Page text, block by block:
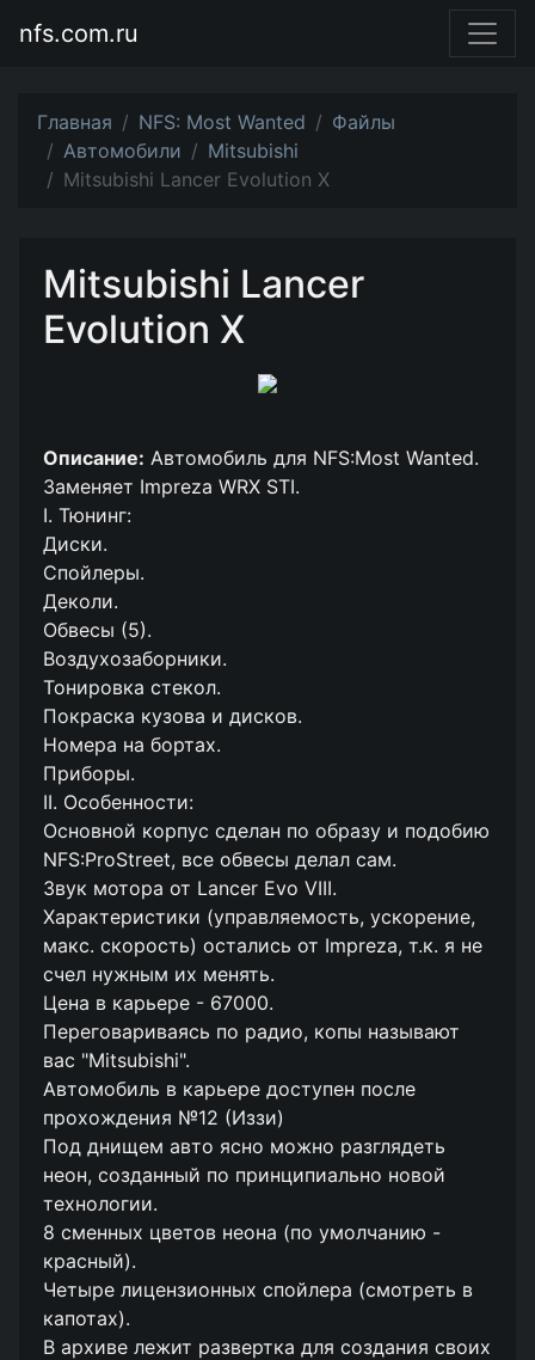
nfs.com.ru
Главная NFS: Most Wanted
Файлы
Автомобили
Mitsubishi
Mitsubishi Lancer Evolution X
Mitsubishi Lancer
Evolution X
Описание: Автомобиль для NFS:Most Wanted.
Заменяет Impreza WRX STI.
I. Тюнинг:
Диски.
Спойлеры.
Деколи.
Обвесы (5).
Воздухозаборники.
Тонировка стекол.
Покраска кузова и дисков.
Номера на бортах.
Приборы.
II. Особенности:
Основной корпус сделан по образу и подобию
NFS:ProStreet, все обвесы делал сам.
Звук мотора от Lancer Evo VIII.
Характеристики (управляемость, ускорение,
макс. скорость) остались от Impreza, т.к. я не
счел нужным их менять.
Цена в карьере - 67000.
Переговариваясь по радио, копы называют
вас "Mitsubishi".
Автомобиль в карьере доступен после
прохождения №12 (Иззи)
Под днищем авто ясно можно разглядеть
неон, созданный по принципиально новой
технологии.
8 сменных цветов неона (по умолчанию -
красный).
Четыре лицензионных спойлера (смотреть в
капотах).
В архиве лежит развертка для создания своих